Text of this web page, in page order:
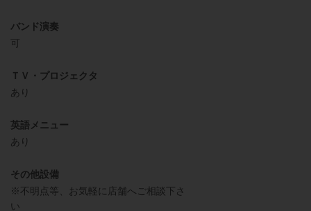
バンド演奏
可
ＴＶ・プロジェクタ
あり
英語メニュー
あり
その他設備
※不明点等、お気軽に店舗へご相談下さ
い